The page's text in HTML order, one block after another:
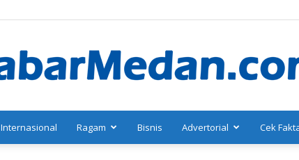
Internasional Ragam Bisnis Advertorial Cek